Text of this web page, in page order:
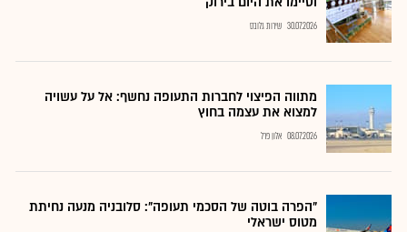
30.07.2026 שירות גלובס
מתווה הפיצוי לחברות התעופה נחשף: אל על עשויה
למצוא את עצמה בחוץ
08.07.2026 אלון פרל
"הפרה בוטה של הסכמי תעופה": סלובניה מנעה נחיתת
מטוס ישראלי